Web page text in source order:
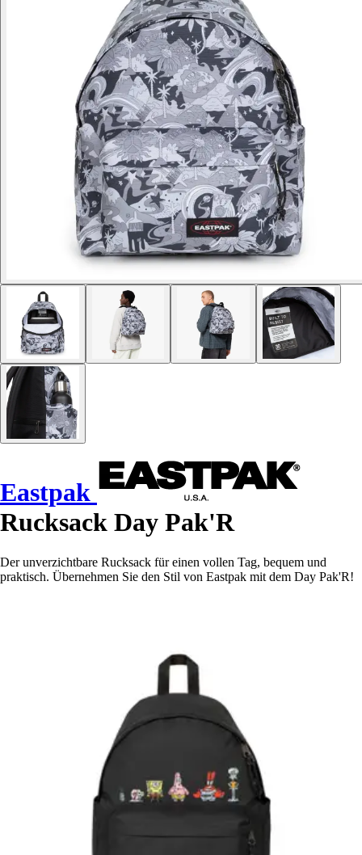
Eastpak
Rucksack Day Pak'R
Der unverzichtbare Rucksack für einen vollen Tag, bequem und
praktisch. Übernehmen Sie den Stil von Eastpak mit dem Day Pak'R!